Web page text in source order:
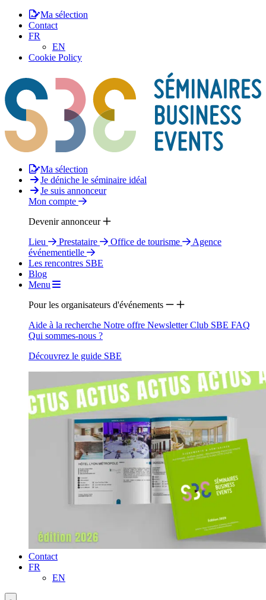
Ma sélection
Contact
FR
EN
Cookie Policy
Ma sélection
Je déniche le séminaire idéal
Je suis annonceur
Mon compte
Devenir annonceur
Lieu
Prestataire Office de tourisme
Agence
événementielle
Les rencontres SBE
Blog
Menu
Pour les organisateurs d'événements
Aide à la recherche Notre offre NewsletterClub SBE FAQ
Qui sommes-nous ?
Découvrez le guide SBE
Contact
FR
EN